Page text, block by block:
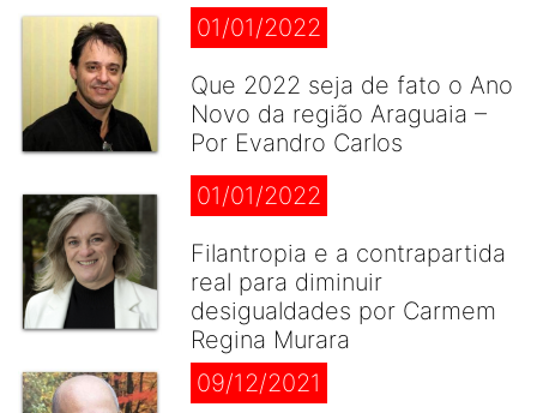
01/01/2022
Que 2022 seja de fato o Ano
Novo da região Araguaia –
Por Evandro Carlos
01/01/2022
Filantropia e a contrapartida
real para diminuir
desigualdades por Carmem
Regina Murara
09/12/2021